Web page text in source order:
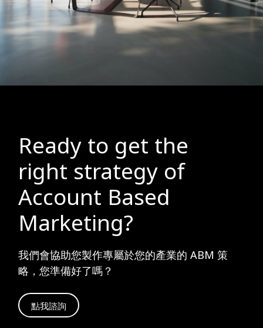
Ready to get the
right strategy of
Account Based
Marketing?
我們會協助您製作專屬於您的產業的 ABM 策
略，您準備好了嗎？
點我諮詢